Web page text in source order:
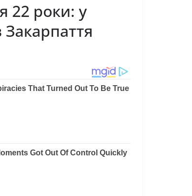
22 роки: у